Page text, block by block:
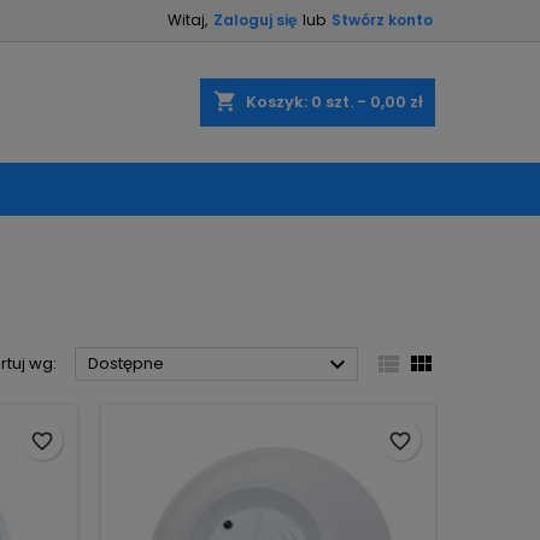
Witaj, Zaloguj się lub Stwórz konto
shopping_cart Koszyk: 0 szt. - 0,00 zł
wg: Dostępne   
favorite_border favorite_border